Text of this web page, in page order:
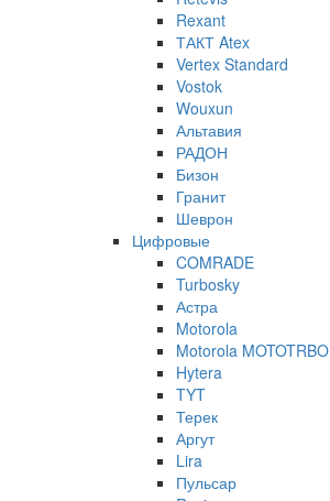
Rexant
ТАКТ Atex
Vertex Standard
Vostok
Wouxun
Альтавия
РАДОН
Бизон
Гранит
Шеврон
Цифровые
COMRADE
Turbosky
Астра
Motorola
Motorola MOTOTRBO
Hytera
TYT
Терек
Аргут
Lira
Пульсар